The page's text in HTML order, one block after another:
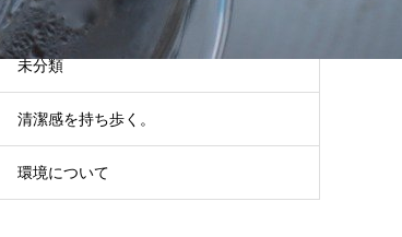
キャンプ準備
未分類
清潔感を持ち歩く。
環境について